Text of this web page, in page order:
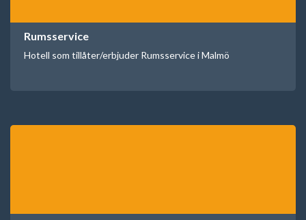
Rumsservice
Hotell som tillåter/erbjuder Rumsservice i Malmö